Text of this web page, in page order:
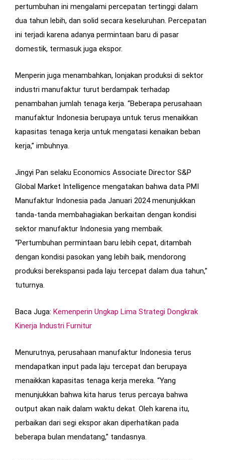
pertumbuhan ini mengalami percepatan tertinggi dalam
dua tahun lebih, dan solid secara keseluruhan. Percepatan
ini terjadi karena adanya permintaan baru di pasar
domestik, termasuk juga ekspor.
Menperin juga menambahkan, lonjakan produksi di sektor
industri manufaktur turut berdampak terhadap
penambahan jumlah tenaga kerja. “Beberapa perusahaan
manufaktur Indonesia berupaya untuk terus menaikkan
kapasitas tenaga kerja untuk mengatasi kenaikan beban
kerja,” imbuhnya.
Jingyi Pan selaku Economics Associate Director S&P
Global Market Intelligence mengatakan bahwa data PMI
Manufaktur Indonesia pada Januari 2024 menunjukkan
tanda-tanda membahagiakan berkaitan dengan kondisi
sektor manufaktur Indonesia yang membaik.
“Pertumbuhan permintaan baru lebih cepat, ditambah
dengan kondisi pasokan yang lebih baik, mendorong
produksi berekspansi pada laju tercepat dalam dua tahun,”
tuturnya.
Baca Juga: Kemenperin Ungkap Lima Strategi Dongkrak
Kinerja Industri Furnitur
Menurutnya, perusahaan manufaktur Indonesia terus
mendapatkan input pada laju tercepat dan berupaya
menaikkan kapasitas tenaga kerja mereka. “Yang
menunjukkan bahwa kita harus terus percaya bahwa
output akan naik dalam waktu dekat. Oleh karena itu,
perbaikan dari segi ekspor akan diperhatikan pada
beberapa bulan mendatang,” tandasnya.